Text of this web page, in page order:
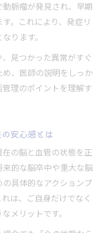
脈瘤が発見され、早期
。これにより、発症リ
ります。
見つかった異常がすぐ
、医師の説明をしっか
理のポイントを理解す
安心感とは
の脳と血管の状態を正
的な脳卒中や重大な脳
具体的なアクションプ
は、ご自身だけでなく
メリットです。